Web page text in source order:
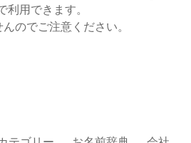
用できます。
のでご注意ください。